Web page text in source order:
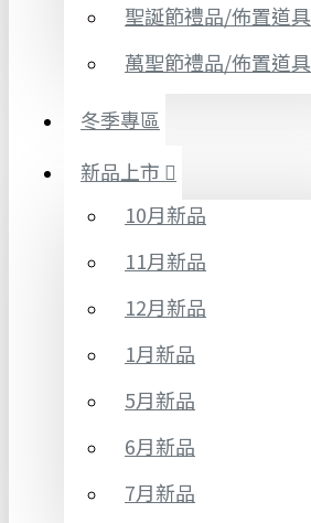
聖誕節禮品/佈置道具
萬聖節禮品/佈置道具
冬季專區
新品上市
10月新品
11月新品
12月新品
1月新品
5月新品
6月新品
7月新品